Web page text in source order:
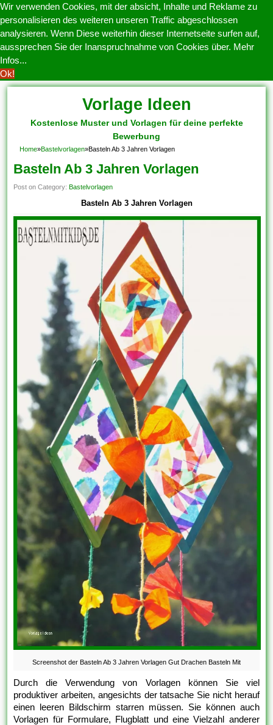
Wir verwenden Cookies, mit der absicht, Inhalte und Reklame zu
personalisieren des weiteren unseren Traffic abgeschlossen
analysieren. Wenn Diese weiterhin dieser Internetseite surfen auf,
aussprechen Sie der Inanspruchnahme von Cookies über. Mehr
Infos...
Ok!
Vorlage Ideen
Kostenlose Muster und Vorlagen für deine perfekte
Bewerbung
Home»Bastelvorlagen»Basteln Ab 3 Jahren Vorlagen
Basteln Ab 3 Jahren Vorlagen
Post on Category:Bastelvorlagen
Basteln Ab 3 Jahren Vorlagen
Screenshot der Basteln Ab 3 Jahren Vorlagen Gut Drachen Basteln Mit
Durch die Verwendung von Vorlagen können Sie viel
produktiver arbeiten, angesichts der tatsache Sie nicht herauf
einen leeren Bildschirm starren müssen. Sie können auch
Vorlagen für Formulare, Flugblatt und eine Vielzahl anderer